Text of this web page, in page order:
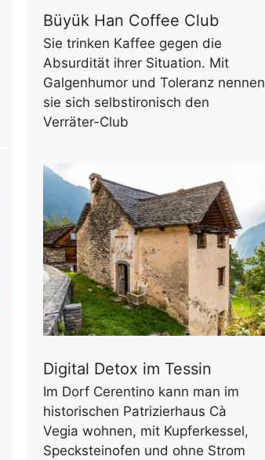
Büyük Han Coffee Club
Sie trinken Kaffee gegen die
Absurdität ihrer Situation. Mit
Galgenhumor und Toleranz nennen
sie sich selbstironisch den
Verräter-Club
Digital Detox im Tessin
Im Dorf Cerentino kann man im
historischen Patrizierhaus Cà
Vegia wohnen, mit Kupferkessel,
Specksteinofen und ohne Strom